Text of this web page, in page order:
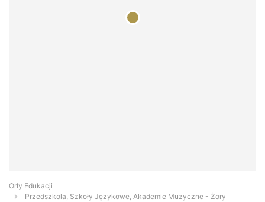
Orły Edukacji
Przedszkola, Szkoły Językowe, Akademie Muzyczne - Żory